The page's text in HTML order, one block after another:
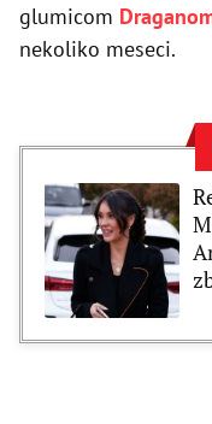
glumicom
nekoliko meseci.